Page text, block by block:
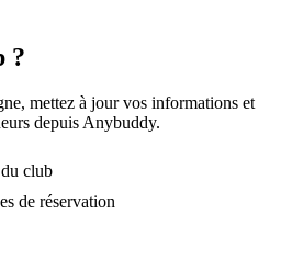
?
mettez à jour vos informations et
depuis Anybuddy.
club
de réservation